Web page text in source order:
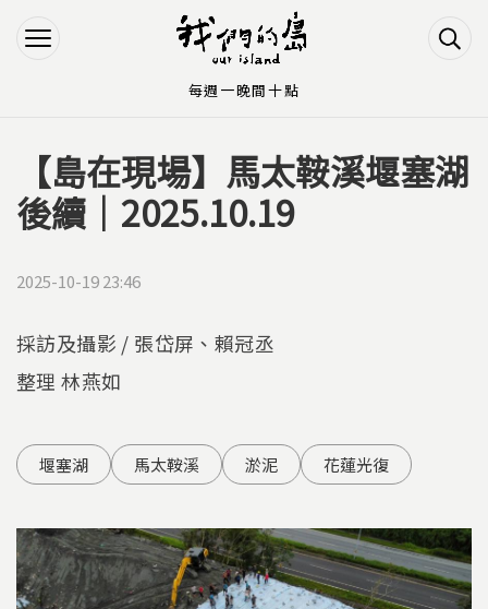
Jump to Navigation
Jump to Main content
您在這裡
【島在現場】馬太鞍溪堰塞湖
後續｜2025.10.19
2025-10-19 23:46
採訪及攝影 / 張岱屏、賴冠丞
整理 林燕如
堰塞湖 馬太鞍溪 淤泥 花蓮光復
每週一晚間十點